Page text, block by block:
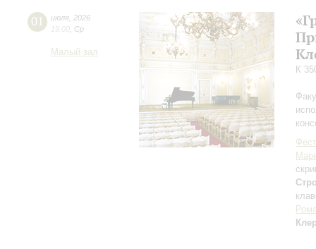
01 июля 2026
19:00 Ср
Малый зал
К